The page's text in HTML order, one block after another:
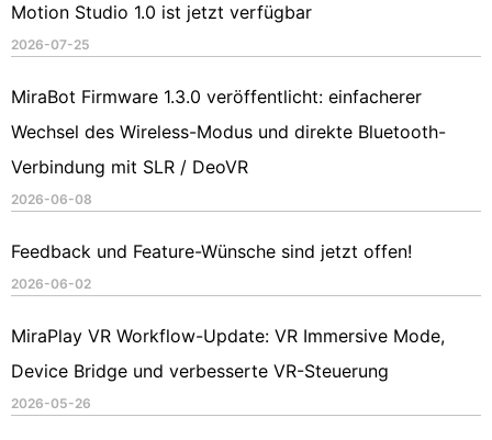
Motion Studio 1.0 ist jetzt verfügbar
2026-07-25
MiraBot Firmware 1.3.0 veröffentlicht: einfacherer
Wechsel des Wireless-Modus und direkte Bluetooth-
Verbindung mit SLR / DeoVR
2026-06-08
Feedback und Feature-Wünsche sind jetzt offen!
2026-06-02
MiraPlay VR Workflow-Update: VR Immersive Mode,
Device Bridge und verbesserte VR-Steuerung
2026-05-26